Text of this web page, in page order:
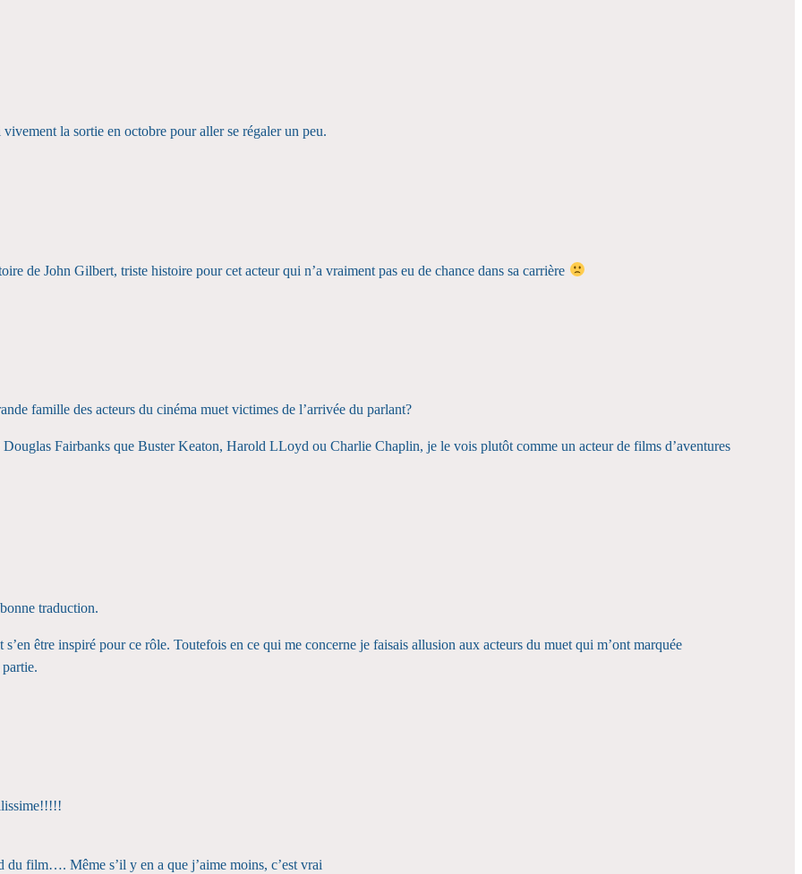
la sortie en octobre pour aller se régaler un peu.
de John Gilbert, triste histoire pour cet acteur qui n’a vraiment pas eu de chance dans sa carrière
famille des acteurs du cinéma muet victimes de l’arrivée du parlant?
Douglas Fairbanks que Buster Keaton, Harold LLoyd ou Charlie Chaplin, je le vois plutôt comme un acteur de films d’aventures
traduction.
être inspiré pour ce rôle. Toutefois en ce qui me concerne je faisais allusion aux acteurs du muet qui m’ont marquée
du film…. Même s’il y en a que j’aime moins, c’est vrai